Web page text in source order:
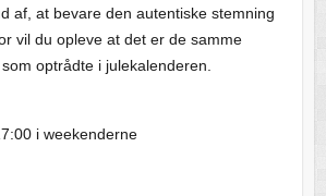
af, at bevare den autentiske stemning
vil du opleve at det er de samme
optrådte i julekalenderen.
i weekenderne